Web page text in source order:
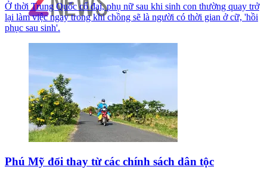
Ở thời Trung Quốc cổ đại, phụ nữ sau khi sinh con thường quay trở
lại làm việc ngay trong khi chồng sẽ là người có thời gian ở cữ, 'hồi
phục sau sinh'.
Phú Mỹ đổi thay từ các chính sách dân tộc